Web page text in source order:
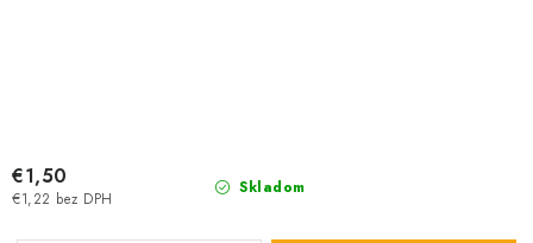
Skladom
€1,22 bez DPH
€1,50